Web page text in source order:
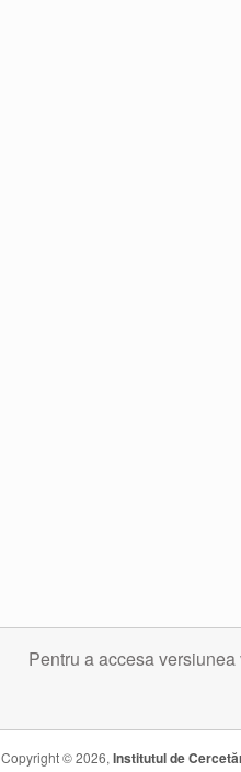
Pentru a accesa
Copyright © 2026, Institutul de